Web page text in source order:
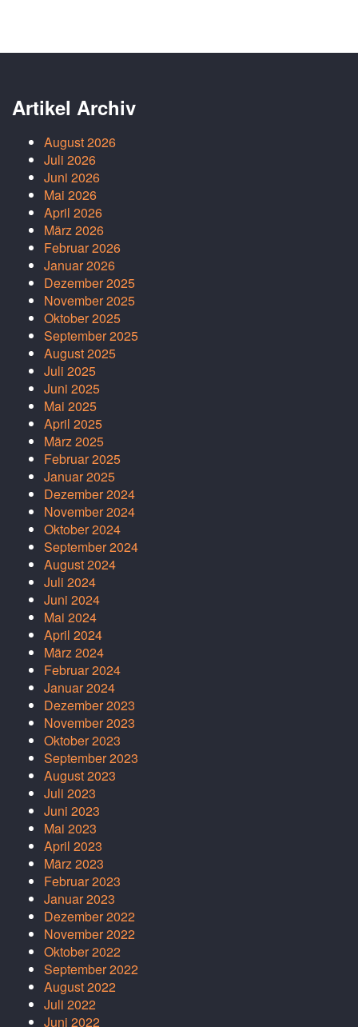
Artikel Archiv
August 2026
Juli 2026
Juni 2026
Mai 2026
April 2026
März 2026
Februar 2026
Januar 2026
Dezember 2025
November 2025
Oktober 2025
September 2025
August 2025
Juli 2025
Juni 2025
Mai 2025
April 2025
März 2025
Februar 2025
Januar 2025
Dezember 2024
November 2024
Oktober 2024
September 2024
August 2024
Juli 2024
Juni 2024
Mai 2024
April 2024
März 2024
Februar 2024
Januar 2024
Dezember 2023
November 2023
Oktober 2023
September 2023
August 2023
Juli 2023
Juni 2023
Mai 2023
April 2023
März 2023
Februar 2023
Januar 2023
Dezember 2022
November 2022
Oktober 2022
September 2022
August 2022
Juli 2022
Juni 2022